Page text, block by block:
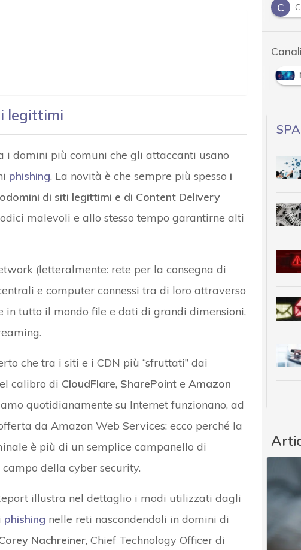
legittimi
i domini più comuni che gli attaccanti usano
phishing. La novità è che sempre più spesso i
di siti legittimi e di Content Delivery
malevoli e allo stesso tempo garantirne alti
(letteralmente: rete per la consegna di
e computer connessi tra di loro attraverso
tutto il mondo file e dati di grandi dimensioni,
che tra i siti e i CDN più “sfruttati” dai
calibro di CloudFlare, SharePointe Amazon
quotidianamente su Internet funzionano, ad
da Amazon Web Services: ecco perché la
è più di un semplice campanello di
della cyber security.
illustra nel dettaglio i modi utilizzati dagli
phishing nelle reti nascondendoli in domini di
Nachreiner, Chief Technology Officer di
C
Canali